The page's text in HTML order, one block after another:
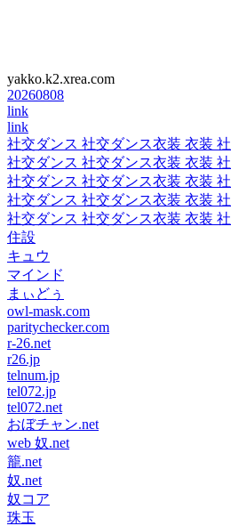
yakko.k2.xrea.com
20260808
link
link
社交ダンス 社交ダンス衣装 衣装
社交ダンス 社交ダンス衣装 衣装
社交ダンス 社交ダンス衣装 衣装
社交ダンス 社交ダンス衣装 衣装
社交ダンス 社交ダンス衣装 衣装
住設
キュウ
マインド
まぃどぅ
owl-mask.com
paritychecker.com
r-26.net
r26.jp
telnum.jp
tel072.jp
tel072.net
おぼチャン.net
web 奴.net
籠.net
奴.net
奴コア
珠玉